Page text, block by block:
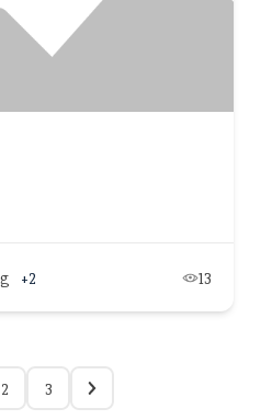
+2 13
2 3